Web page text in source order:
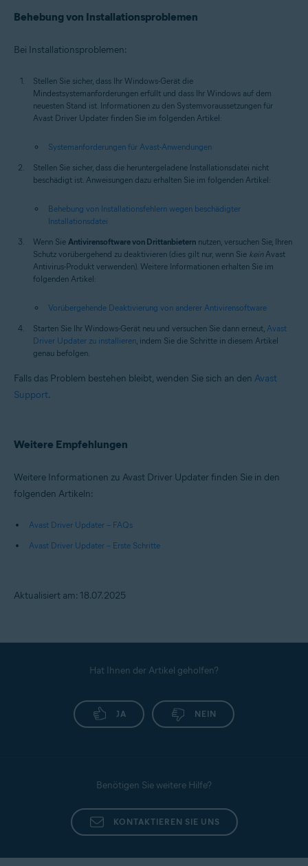
Behebung von Installationsproblemen
Bei Installationsproblemen:
Stellen Sie sicher, dass Ihr Windows-Gerät die
Mindestsystemanforderungen erfüllt und dass Ihr Windows auf dem
neuesten Stand ist. Informationen zu den Systemvoraussetzungen für
Avast Driver Updater finden Sie im folgenden Artikel:
Systemanforderungen für Avast-Anwendungen
Stellen Sie sicher, dass die heruntergeladene Installationsdatei nicht
beschädigt ist. Anweisungen dazu erhalten Sie im folgenden Artikel:
Behebung von Installationsfehlern wegen beschädigter
Installationsdatei
Wenn Sie Antivirensoftware von Drittanbietern nutzen, versuchen Sie, Ihren
Schutz vorübergehend zu deaktivieren (dies gilt nur, wenn Sie keinAvast
Antivirus-Produkt verwenden). Weitere Informationen erhalten Sie im
folgenden Artikel:
Vorübergehende Deaktivierung von anderer Antivirensoftware
Starten Sie Ihr Windows-Gerät neu und versuchen Sie dann erneut, Avast
Driver Updater zu installieren , indem Sie die Schritte in diesem Artikel
genau befolgen.
Falls das Problem bestehen bleibt, wenden Sie sich an den Avast
Support.
Weitere Empfehlungen
Weitere Informationen zu Avast Driver Updater finden Sie in den
folgenden Artikeln:
Avast Driver Updater – FAQs
Avast Driver Updater – Erste Schritte
Aktualisiert am: 18.07.2025
Hat Ihnen der Artikel geholfen?
JA NEIN
Benötigen Sie weitere Hilfe?
KONTAKTIEREN SIE UNS